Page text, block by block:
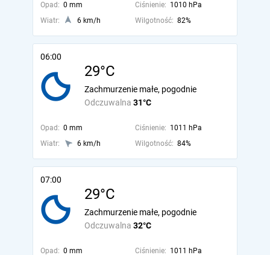
Opad: 0 mm Ciśnienie: 1010 hPa
Wiatr:
6 km/h Wilgotność: 82%
06:00
29°C
Odczuwalna 31°C
Zachmurzenie małe, pogodnie
Opad: 0 mm Ciśnienie: 1011 hPa
Wiatr:
6 km/h Wilgotność: 84%
07:00
29°C
Odczuwalna 32°C
Zachmurzenie małe, pogodnie
Opad: 0 mm Ciśnienie: 1011 hPa